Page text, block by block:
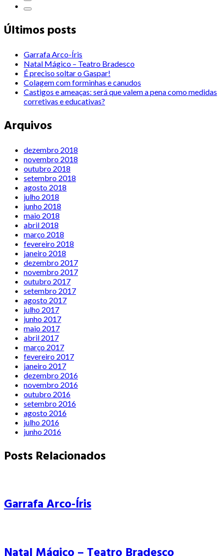
Últimos posts
Garrafa Arco-Íris
Natal Mágico – Teatro Bradesco
É preciso soltar o Gaspar!
Colagem com forminhas e canudos
Castigos e ameaças: será que valem a pena como medidas
corretivas e educativas?
Arquivos
dezembro 2018
novembro 2018
outubro 2018
setembro 2018
agosto 2018
julho 2018
junho 2018
maio 2018
abril 2018
março 2018
fevereiro 2018
janeiro 2018
dezembro 2017
novembro 2017
outubro 2017
setembro 2017
agosto 2017
julho 2017
junho 2017
maio 2017
abril 2017
março 2017
fevereiro 2017
janeiro 2017
dezembro 2016
novembro 2016
outubro 2016
setembro 2016
agosto 2016
julho 2016
junho 2016
Posts Relacionados
Garrafa Arco-Íris